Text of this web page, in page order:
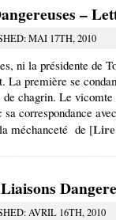
–
MAI 17TH, 2010
ni la présidente de
La première se
chagrin. Le
correspondance
méchanceté de [
AVRIL 16TH, 2010